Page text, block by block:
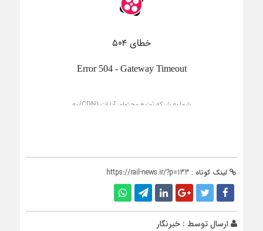
لینک کوتاه : https://rail-news.ir/?p=133
ارسال توسط : خبرنگار